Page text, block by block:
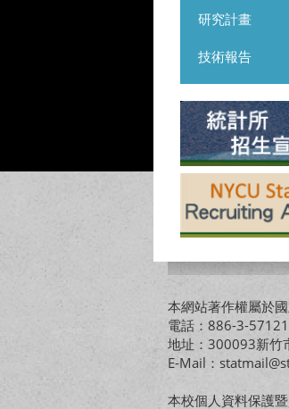
研究計畫
技術報告
本網站著作權屬於
電話：886-3-
地址：300093新
E-Mail：
本校個人資料保護